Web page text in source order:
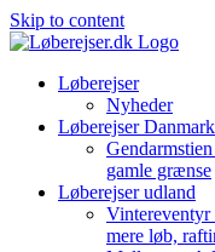
Skip to content
Løberejser
Nyheder
Løberejser Danmark
gamle grænse
Løberejser udland
mere løb,